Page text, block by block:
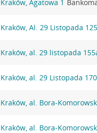
Kraków, Agatowa 1
Kraków, Al. 29 Listopada 125
Kraków, al. 29 listopada
Kraków, al. 29 Listopada 170
Kraków, al. Bora-
Kraków, al. Bora-